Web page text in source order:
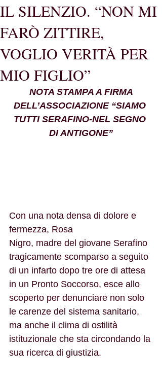
IL SILENZIO. “NON MI
FARÒ ZITTIRE,
VOGLIO VERITÀ PER
MIO FIGLIO”
DELL’ASSOCIAZIONE “SIAMO
TUTTI SERAFINO-NEL SEGNO
DI ANTIGONE”
Con una nota densa di dolore e
fermezza, Rosa
Nigro, madre del giovane Serafino
tragicamente scomparso a seguito
di un infarto dopo tre ore di attesa
in un Pronto Soccorso, esce allo
scoperto per denunciare non solo
le carenze del sistema sanitario,
ma anche il clima di ostilità
istituzionale che sta circondando la
sua ricerca di giustizia.